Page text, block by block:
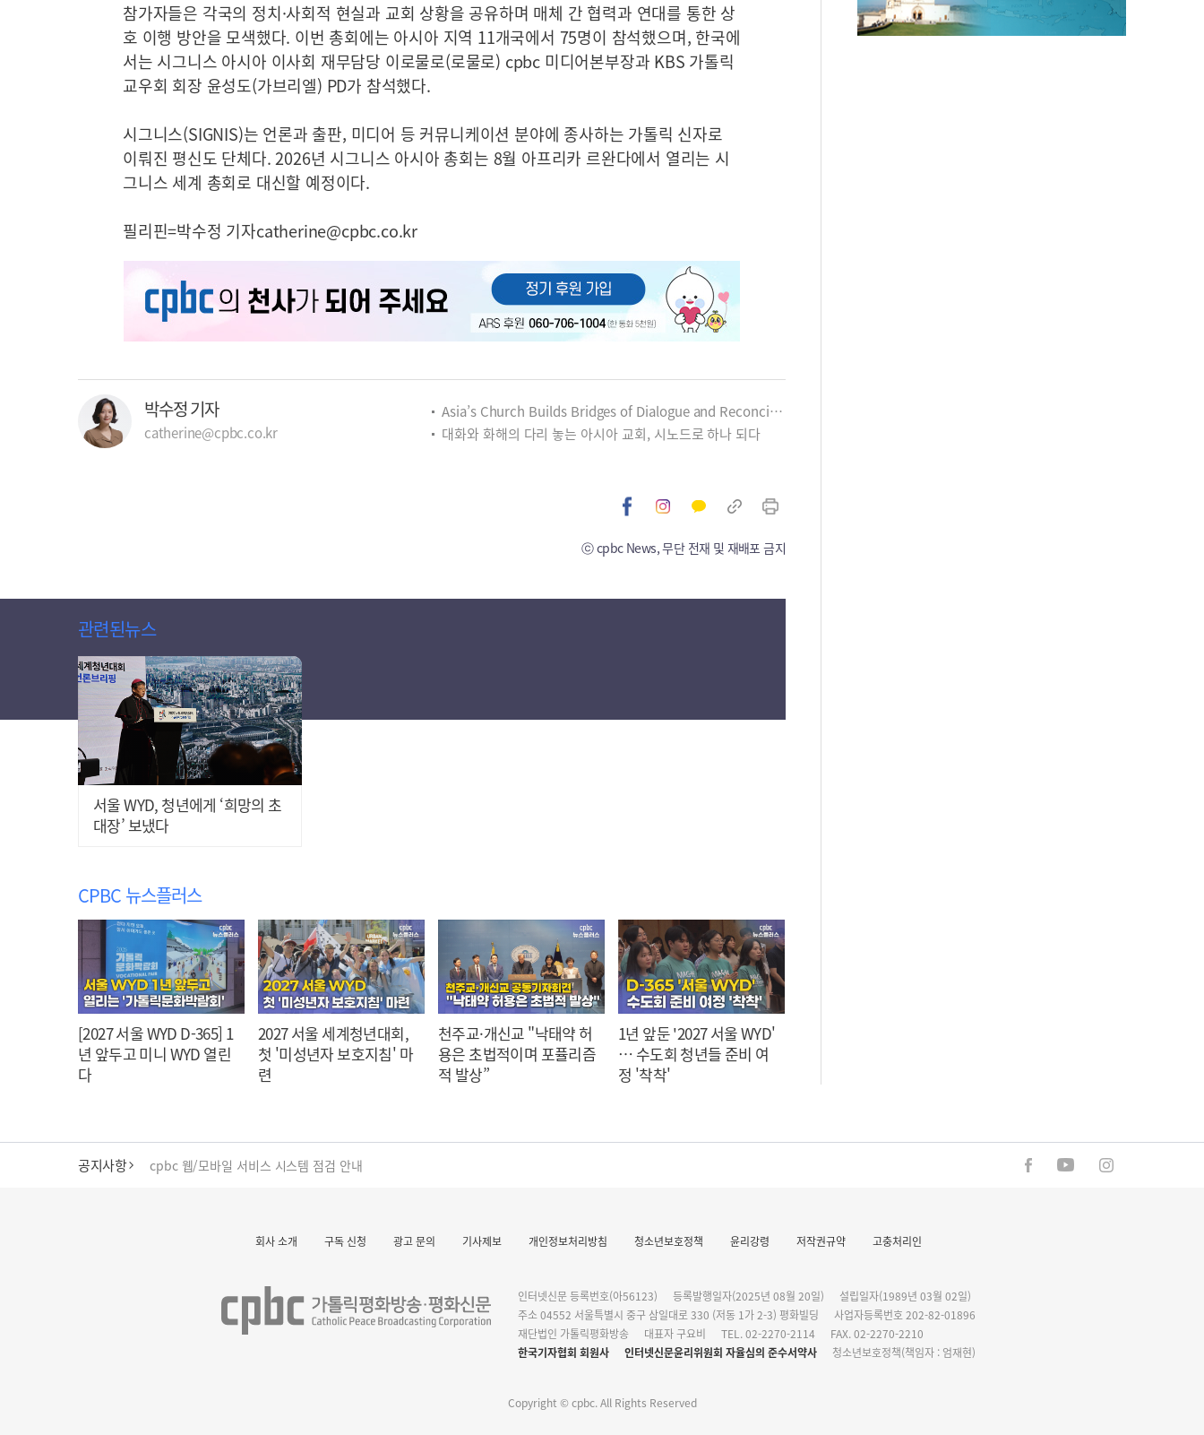
참가자들은 각국의 정치·사회적 현실과 교회 상황을 공유하며 매체 간 협력과 연대를 통한 상
호 이행 방안을 모색했다. 이번 총회에는 아시아 지역 11개국에서 75명이 참석했으며, 한국에
서는 시그니스 아시아 이사회 재무담당 이로물로(로물로) cpbc 미디어본부장과 KBS 가톨릭
교우회 회장 윤성도(가브리엘) PD가 참석했다.
시그니스(SIGNIS)는 언론과 출판, 미디어 등 커뮤니케이션 분야에 종사하는 가톨릭 신자로
이뤄진 평신도 단체다. 2026년 시그니스 아시아 총회는 8월 아프리카 르완다에서 열리는 시
그니스 세계 총회로 대신할 예정이다.
필리핀=박수정 기자catherine@cpbc.co.kr
박수정 기자
catherine@cpbc.co.kr
Asia’s Church Builds Bridges of Dialogue and Reconciliation, United Through Synod
대화와 화해의 다리 놓는 아시아 교회, 시노드로 하나 되다
ⓒ cpbc News, 무단 전재 및 재배포 금지
관련된뉴스
서울 WYD, 청년에게 ‘희망의 초
대장’ 보냈다
CPBC 뉴스플러스
[2027 서울 WYD D-365] 1
년 앞두고 미니 WYD 열린
다
2027 서울 세계청년대회,
첫 '미성년자 보호지침' 마
련
천주교·개신교 "낙태약 허
용은 초법적이며 포퓰리즘
적 발상”
1년 앞둔 '2027 서울 WYD'
… 수도회 청년들 준비 여
정 '착착'
공지사항 cpbc 웹/모바일 서비스 시스템 점검 안내
회사 소개 구독 신청 광고 문의 기사제보 개인정보처리방침 청소년보호정책 윤리강령 저작권규약 고충처리인
인터넷신문 등록번호(아56123) 등록발행일자(2025년 08월 20일)
설립일자(1989년 03월 02일)
주소 04552 서울특별시 중구 삼일대로 330 (저동 1가 2-3) 평화빌딩
사업자등록번호 202-82-01896
재단법인 가톨릭평화방송
대표자 구요비 TEL. 02-2270-2114
FAX. 02-2270-2210
한국기자협회 회원사
인터넷신문윤리위원회 자율심의 준수서약사 청소년보호정책(책임자 : 엄재현)
Copyright © cpbc. All Rights Reserved